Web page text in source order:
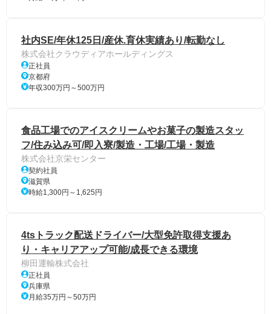
社内SE/年休125日/産休.育休実績あり/転勤なし
株式会社クラウディアホールディングス
正社員
京都府
年収300万円～500万円
食品工場でのアイスクリームやお菓子の製造スタッ
フ/住み込み可/即入寮/製造・工場/工場・製造
株式会社京栄センター
契約社員
滋賀県
時給1,300円～1,625円
4tsトラック配送ドライバー/大型免許取得支援あ
り・キャリアアップ可能/成長できる環境
柳田運輸株式会社
正社員
兵庫県
月給35万円～50万円